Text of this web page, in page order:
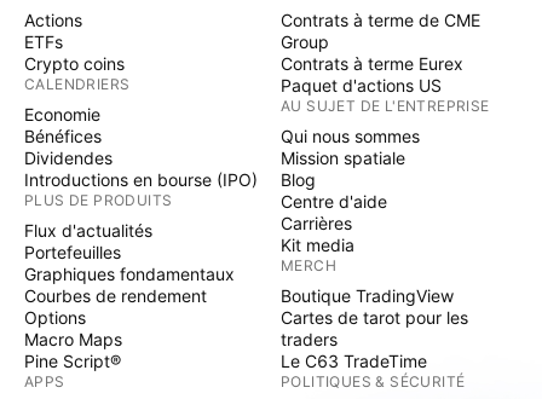
Actions
ETFs
Crypto coins
CALENDRIERS
Economie
Bénéfices
Dividendes
Introductions en bourse (IPO)
PLUS DE PRODUITS
Flux d'actualités
Portefeuilles
Graphiques fondamentaux
Courbes de rendement
Options
Macro Maps
Pine Script®
APPS
Contrats à terme de CME
Group
Contrats à terme Eurex
Paquet d'actions US
AU SUJET DE L'ENTREPRISE
Qui nous sommes
Mission spatiale
Blog
Centre d'aide
Carrières
Kit media
MERCH
Boutique TradingView
Cartes de tarot pour les
traders
Le C63 TradeTime
POLITIQUES & SÉCURITÉ